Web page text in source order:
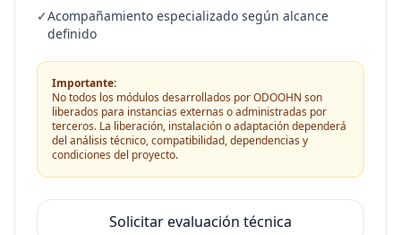
✓Acompañamiento especializado según alcance
definido
Importante:
No todos los módulos desarrollados por ODOOHN son
liberados para instancias externas o administradas por
terceros. La liberación, instalación o adaptación dependerá
del análisis técnico, compatibilidad, dependencias y
condiciones del proyecto.
Solicitar evaluación técnica